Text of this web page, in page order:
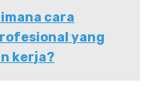
cara
yang
kerja?